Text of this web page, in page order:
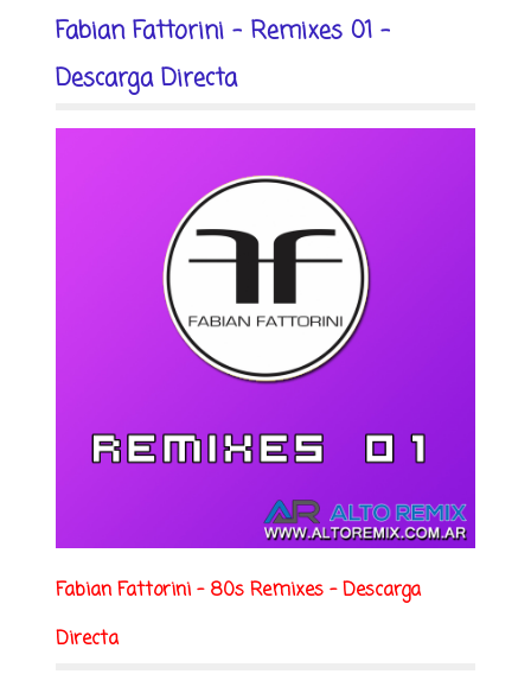
Fabian Fattorini - Remixes 01 -
Descarga Directa
Fabian Fattorini - 80s Remixes - Descarga
Directa